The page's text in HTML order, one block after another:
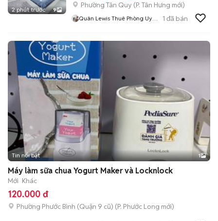
2 phút trước 9
Phường Tân Quy (P. Tân Hưng mới)
Quân Lewis Thuê Phòng Uy
1 đã bán
Tin nổi bật 1
Máy làm sữa chua Yogurt Maker và Locknlock
Mới Khác
120.000 đ
Phường Phước Bình (Quận 9 cũ) (P. Phước Long mới)